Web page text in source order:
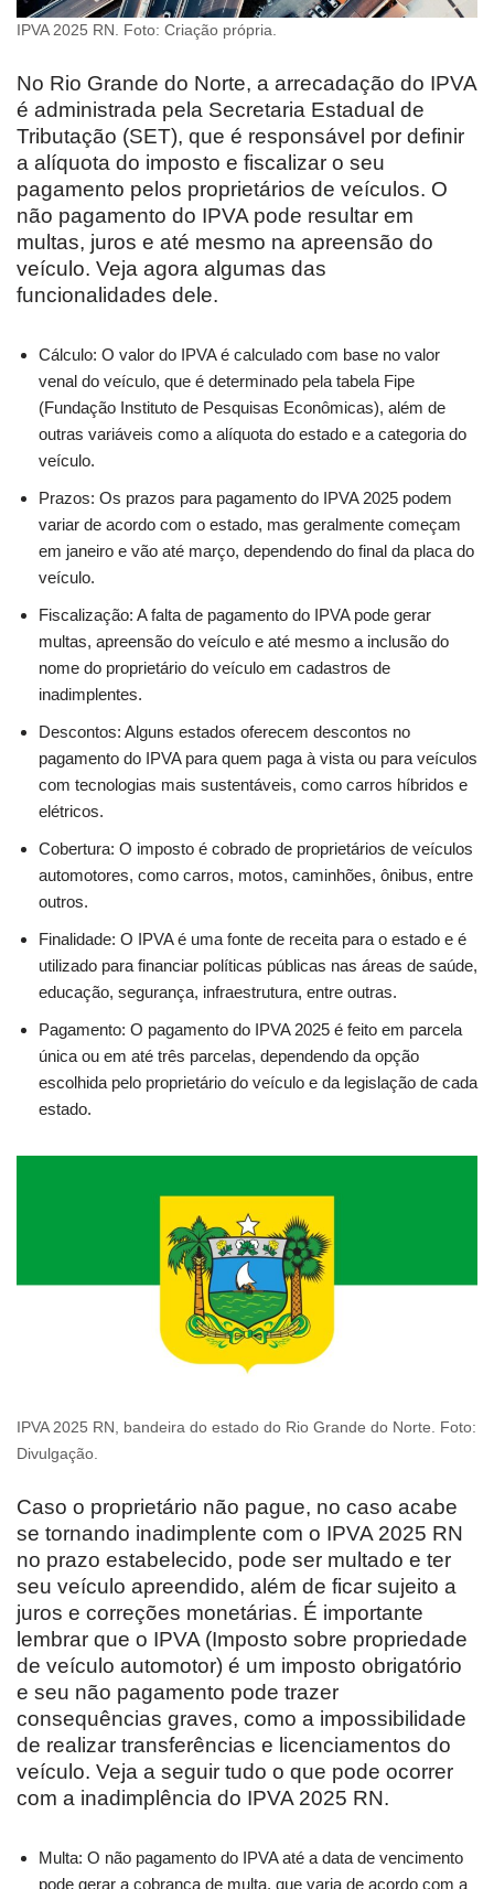
IPVA 2025 RN. Foto: Criação própria.
No Rio Grande do Norte, a arrecadação do IPVA
é administrada pela Secretaria Estadual de
Tributação (SET), que é responsável por definir
a alíquota do imposto e fiscalizar o seu
pagamento pelos proprietários de veículos. O
não pagamento do IPVA pode resultar em
multas, juros e até mesmo na apreensão do
veículo. Veja agora algumas das
funcionalidades dele.
Cálculo: O valor do IPVA é calculado com base no valor
venal do veículo, que é determinado pela tabela Fipe
(Fundação Instituto de Pesquisas Econômicas), além de
outras variáveis como a alíquota do estado e a categoria do
veículo.
Prazos: Os prazos para pagamento do IPVA 2025 podem
variar de acordo com o estado, mas geralmente começam
em janeiro e vão até março, dependendo do final da placa do
veículo.
Fiscalização: A falta de pagamento do IPVA pode gerar
multas, apreensão do veículo e até mesmo a inclusão do
nome do proprietário do veículo em cadastros de
inadimplentes.
Descontos: Alguns estados oferecem descontos no
pagamento do IPVA para quem paga à vista ou para veículos
com tecnologias mais sustentáveis, como carros híbridos e
elétricos.
Cobertura: O imposto é cobrado de proprietários de veículos
automotores, como carros, motos, caminhões, ônibus, entre
outros.
Finalidade: O IPVA é uma fonte de receita para o estado e é
utilizado para financiar políticas públicas nas áreas de saúde,
educação, segurança, infraestrutura, entre outras.
Pagamento: O pagamento do IPVA 2025 é feito em parcela
única ou em até três parcelas, dependendo da opção
escolhida pelo proprietário do veículo e da legislação de cada
estado.
IPVA 2025 RN, bandeira do estado do Rio Grande do Norte. Foto:
Divulgação.
Caso o proprietário não pague, no caso acabe
se tornando inadimplente com o IPVA 2025 RN
no prazo estabelecido, pode ser multado e ter
seu veículo apreendido, além de ficar sujeito a
juros e correções monetárias. É importante
lembrar que o IPVA (Imposto sobre propriedade
de veículo automotor) é um imposto obrigatório
e seu não pagamento pode trazer
consequências graves, como a impossibilidade
de realizar transferências e licenciamentos do
veículo. Veja a seguir tudo o que pode ocorrer
com a inadimplência do IPVA 2025 RN.
Multa: O não pagamento do IPVA até a data de vencimento
pode gerar a cobrança de multa, que varia de acordo com a